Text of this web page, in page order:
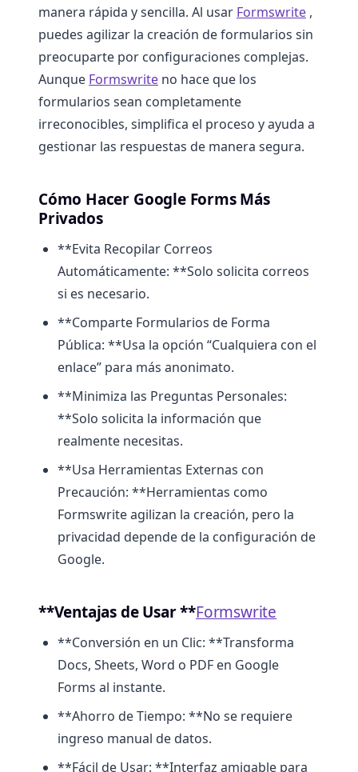
manera rápida y sencilla. Al usar Formswrite ,
puedes agilizar la creación de formularios sin
preocuparte por configuraciones complejas.
Aunque Formswrite no hace que los
formularios sean completamente
irreconocibles, simplifica el proceso y ayuda a
gestionar las respuestas de manera segura.
Cómo Hacer Google Forms Más
Privados
**Evita Recopilar Correos
Automáticamente: **Solo solicita correos
si es necesario.
**Comparte Formularios de Forma
Pública: **Usa la opción “Cualquiera con el
enlace” para más anonimato.
**Minimiza las Preguntas Personales:
**Solo solicita la información que
realmente necesitas.
**Usa Herramientas Externas con
Precaución: **Herramientas como
Formswrite agilizan la creación, pero la
privacidad depende de la configuración de
Google.
**Ventajas de Usar **Formswrite
**Conversión en un Clic: **Transforma
Docs, Sheets, Word o PDF en Google
Forms al instante.
**Ahorro de Tiempo: **No se requiere
ingreso manual de datos.
**Fácil de Usar: **Interfaz amigable para